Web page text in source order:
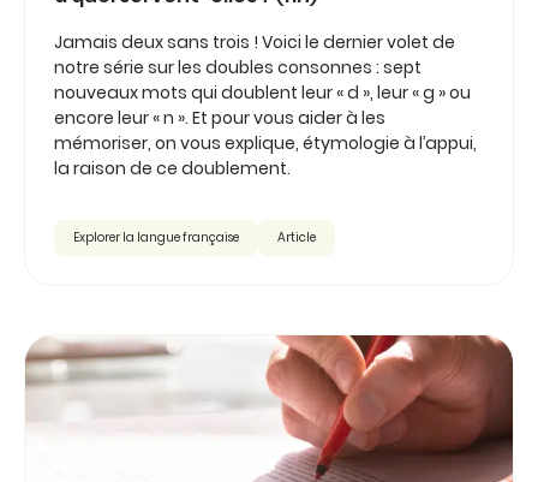
Jamais deux sans trois ! Voici le dernier volet de
notre série sur les doubles consonnes : sept
nouveaux mots qui doublent leur « d », leur « g » ou
encore leur « n ». Et pour vous aider à les
mémoriser, on vous explique, étymologie à l’appui,
la raison de ce doublement.
Explorer la langue française Article